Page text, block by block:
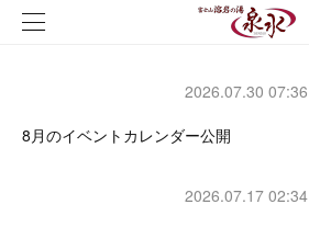
2026.07.30 07:36
8月のイベントカレンダー公開
2026.07.17 02:34